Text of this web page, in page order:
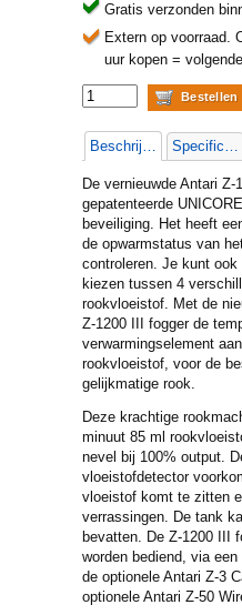
Gratis verzonden
Extern op voorraad.
uur kopen =
Beschrijving Specificaties
De vernieuwde Antari
gepatenteerde
beveiliging. Het heeft
de opwarmstatus van
controleren. Je kunt
kiezen tussen 4
rookvloeistof. Met de
Z-1200 III fogger de
verwarmingselement
rookvloeistof, voor de
gelijkmatige rook.
Deze krachtige
minuut 85 ml
nevel bij 100% output.
vloeistofdetector
vloeistof komt te zitten
verrassingen. De tank
bevatten. De Z-1200 III
worden bediend, via
de optionele Antari Z-3
optionele Antari Z-50